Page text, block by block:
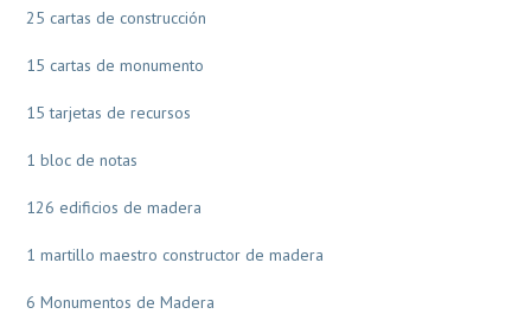
25 cartas de construcción
15 cartas de monumento
15 tarjetas de recursos
1 bloc de notas
126 edificios de madera
1 martillo maestro constructor de madera
6 Monumentos de Madera